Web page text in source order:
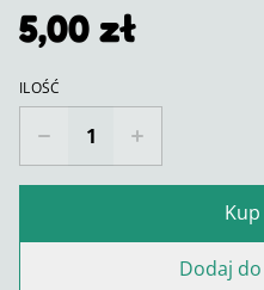
5,00 zł
ILOŚĆ
Dodaj